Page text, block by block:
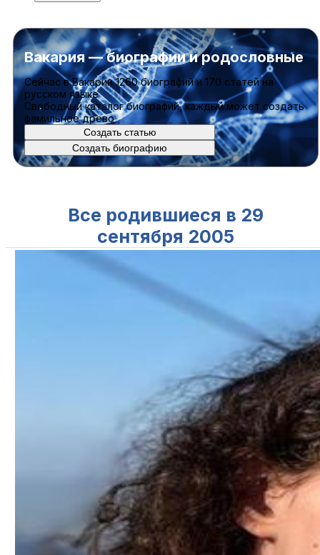
Вакария — биографии и родословные
Cейчас в Вакарии1260 биографийи170 статейна
русском языке
Свободный каталог биографий, каждый может создать
фамильное древо
Создать статью
Создать биографию
Все родившиеся в 29
сентября 2005